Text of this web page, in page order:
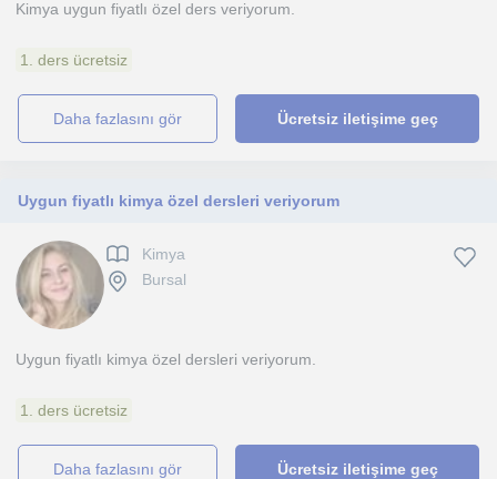
Kimya uygun fiyatlı özel ders veriyorum.
1. ders ücretsiz
daha fazlasını gör Ücretsiz iletişime geç
Uygun fiyatlı kimya özel dersleri veriyorum
Kimya
Bursal
Uygun fiyatlı kimya özel dersleri veriyorum.
1. ders ücretsiz
daha fazlasını gör Ücretsiz iletişime geç